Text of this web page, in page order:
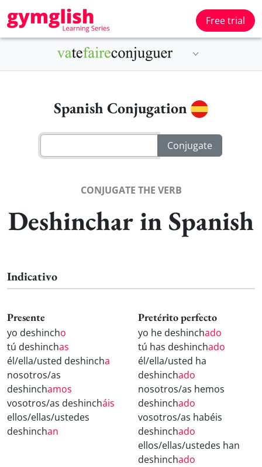
Free trial
Spanish Conjugation
CONJUGATE THE VERB
Deshinchar in Spanish
Indicativo
Presente
yo deshincho
tú deshinchas
él/ella/usted deshincha
nosotros/as
deshinchamos
vosotros/as deshincháis
ellos/ellas/ustedes
deshinchan
Pretérito perfecto
yo he deshinchado
tú has deshinchado
él/ella/usted ha
deshinchado
nosotros/as hemos
deshinchado
vosotros/as habéis
deshinchado
ellos/ellas/ustedes han
deshinchado